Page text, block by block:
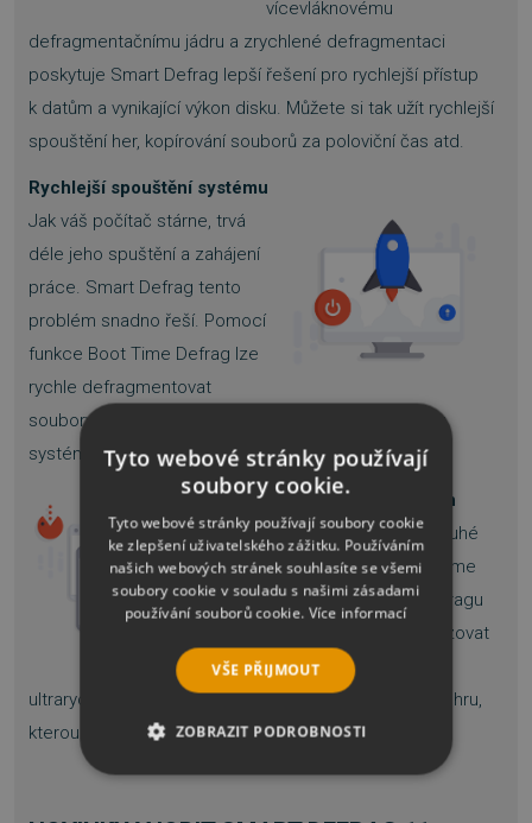
vícevláknovému
defragmentačnímu jádru a zrychlené defragmentaci
poskytuje Smart Defrag lepší řešení pro rychlejší přístup
k datům a vynikající výkon disku. Můžete si tak užít rychlejší
spouštění her, kopírování souborů za poloviční čas atd.
Rychlejší spouštění systému
Jak váš počítač stárne, trvá
déle jeho spuštění a zahájení
práce. Smart Defrag tento
problém snadno řeší. Pomocí
funkce Boot Time Defrag lze
rychle defragmentovat
soubory na HDD, které nelze přesunout během běhu
systému, a tím urychlit start počítače.
Vylepšený herní výkon
Nikdo nechce zažít dlouhé
načítání her. Funkce Game
Optimize ve Smart Defragu
dokáže rychle optimalizovat
herní zážitek díky
ultrarychlému jádru – vše, co musíte udělat, je vybrat hru,
kterou chcete defragmentovat.
Tyto webové stránky používají
soubory cookie.
Tyto webové stránky používají soubory cookie
ke zlepšení uživatelského zážitku. Používáním
našich webových stránek souhlasíte se všemi
soubory cookie v souladu s našimi zásadami
používání souborů cookie. Více informací
VŠE PŘIJMOUT
ZOBRAZIT PODROBNOSTI